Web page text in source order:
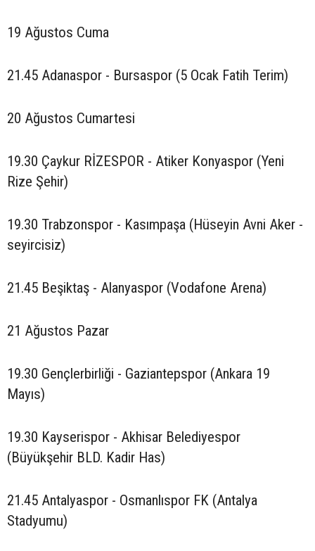
19 Ağustos Cuma
21.45 Adanaspor - Bursaspor (5 Ocak Fatih Terim)
20 Ağustos Cumartesi
19.30 Çaykur RİZESPOR - Atiker Konyaspor (Yeni
Rize Şehir)
19.30 Trabzonspor - Kasımpaşa (Hüseyin Avni Aker -
seyircisiz)
21.45 Beşiktaş - Alanyaspor (Vodafone Arena)
21 Ağustos Pazar
19.30 Gençlerbirliği - Gaziantepspor (Ankara 19
Mayıs)
19.30 Kayserispor - Akhisar Belediyespor
(Büyükşehir BLD. Kadir Has)
21.45 Antalyaspor - Osmanlıspor FK (Antalya
Stadyumu)